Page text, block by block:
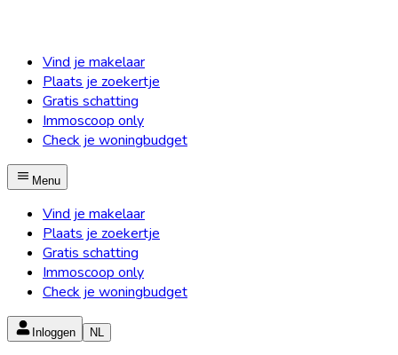
Vind je makelaar
Plaats je zoekertje
Gratis schatting
Immoscoop only
Check je woningbudget
Menu
Vind je makelaar
Plaats je zoekertje
Gratis schatting
Immoscoop only
Check je woningbudget
Inloggen NL